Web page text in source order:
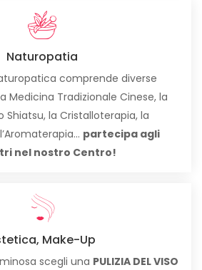
Naturopatia
comprende diverse
Medicina Tradizionale Cinese, la
Shiatsu, la Cristalloterapia, la
partecipa agli
nel nostro Centro!
Make-Up
scegli una PULIZIA DEL VISO